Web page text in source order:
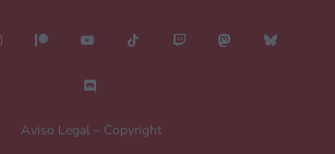
Aviso Legal – Copyright